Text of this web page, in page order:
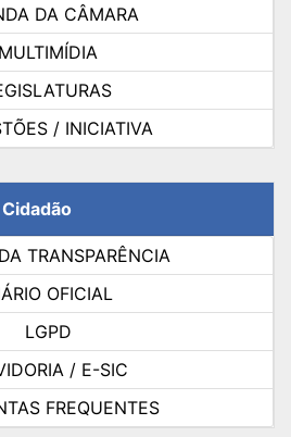
DA CÂMARA
MULTIMÍDIA
/ INICIATIVA
TRANSPARÊNCIA
OFICIAL
LGPD
/ E-SIC
FREQUENTES